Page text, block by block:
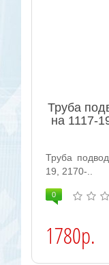
Труба
на 1117-
Труба
19, 2170-..
0
1780р.